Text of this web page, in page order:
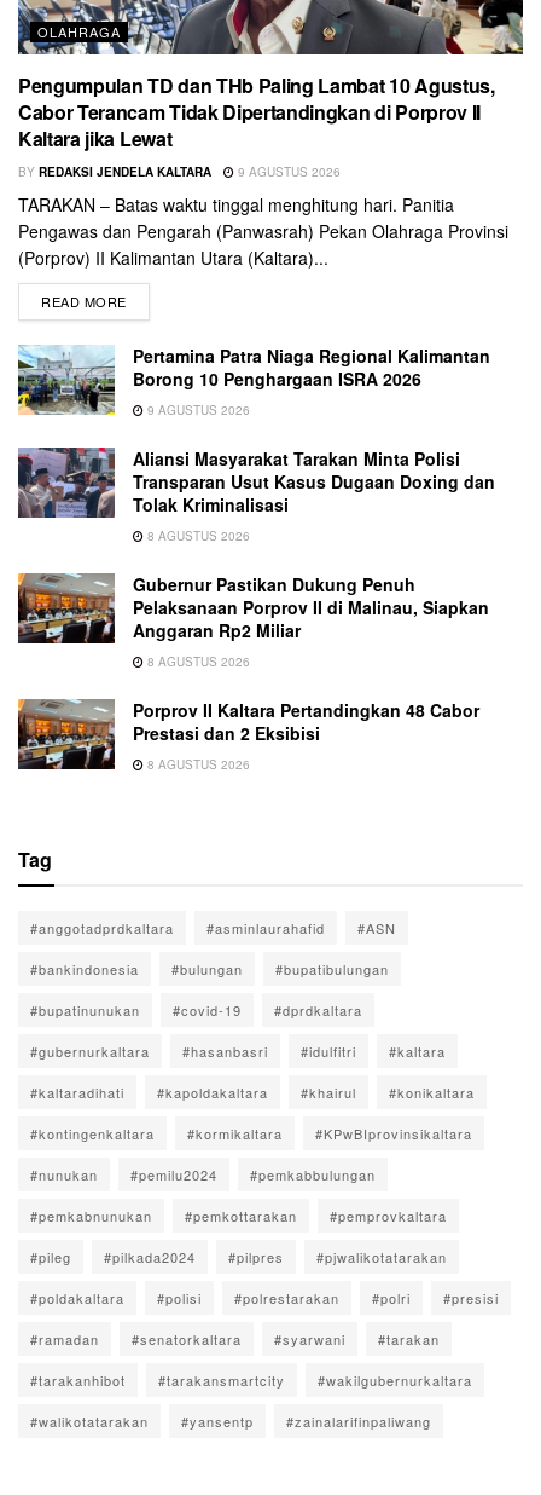
OLAHRAGA
Pengumpulan TD dan THb Paling Lambat 10 Agustus,
Cabor Terancam Tidak Dipertandingkan di Porprov II
Kaltara jika Lewat
BY REDAKSI JENDELA KALTARA 9 AGUSTUS 2026
TARAKAN – Batas waktu tinggal menghitung hari. Panitia
Pengawas dan Pengarah (Panwasrah) Pekan Olahraga Provinsi
(Porprov) II Kalimantan Utara (Kaltara)...
READ MORE
Pertamina Patra Niaga Regional Kalimantan
Borong 10 Penghargaan ISRA 2026
9 AGUSTUS 2026
Aliansi Masyarakat Tarakan Minta Polisi
Transparan Usut Kasus Dugaan Doxing dan
Tolak Kriminalisasi
8 AGUSTUS 2026
Gubernur Pastikan Dukung Penuh
Pelaksanaan Porprov II di Malinau, Siapkan
Anggaran Rp2 Miliar
8 AGUSTUS 2026
Porprov II Kaltara Pertandingkan 48 Cabor
Prestasi dan 2 Eksibisi
8 AGUSTUS 2026
Tag
#anggotadprdkaltara #asminlaurahafid #ASN
#bankindonesia #bulungan #bupatibulungan
#bupatinunukan #covid-19 #dprdkaltara
#gubernurkaltara #hasanbasri #idulfitri #kaltara
#kaltaradihati #kapoldakaltara #khairul #konikaltara
#kontingenkaltara #kormikaltara #KPwBIprovinsikaltara
#nunukan #pemilu2024 #pemkabbulungan
#pemkabnunukan #pemkottarakan #pemprovkaltara
#pileg #pilkada2024 #pilpres #pjwalikotatarakan
#poldakaltara #polisi #polrestarakan #polri #presisi
#ramadan #senatorkaltara #syarwani #tarakan
#tarakanhibot #tarakansmartcity #wakilgubernurkaltara
#walikotatarakan #yansentp #zainalarifinpaliwang